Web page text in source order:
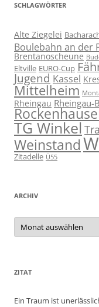
SCHLAGWÖRTER
Alte Ziegelei
Boulebahn an der
Brentanoscheune
Eltville EURO-Cup
Jugend Kassel
Mittelheim
Rheingau Rheingau-
TG Winkel
Weinstand
Zitadelle Ü55
ARCHIV
Archiv
ZITAT
Ein Traum ist